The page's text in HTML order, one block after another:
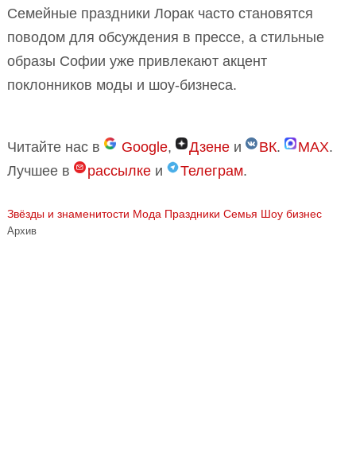
Семейные праздники Лорак часто становятся
поводом для обсуждения в прессе, а стильные
образы Софии уже привлекают акцент
поклонников моды и шоу-бизнеса.
Читайте нас в Google, Дзене и ВК. MAX.
Лучшее в
рассылке и Телеграм.
Звёзды и знаменитости Мода Праздники Семья Шоу бизнес
Архив